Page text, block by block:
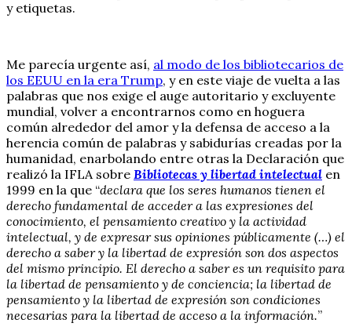
y etiquetas.
Me parecía urgente así, al modo de los bibliotecarios de
los EEUU en la era Trump, y en este viaje de vuelta a las
palabras que nos exige el auge autoritario y excluyente
mundial, volver a encontrarnos como en hoguera
común alrededor del amor y la defensa de acceso a la
herencia común de palabras y sabidurías creadas por la
humanidad, enarbolando entre otras la Declaración que
realizó la IFLA sobre Bibliotecas y libertad intelectual en
1999 en la que “declara que los seres humanos tienen el
derecho fundamental de acceder a las expresiones del
conocimiento, el pensamiento creativo y la actividad
intelectual, y de expresar sus opiniones públicamente (…) el
derecho a saber y la libertad de expresión son dos aspectos
del mismo principio. El derecho a saber es un requisito para
la libertad de pensamiento y de conciencia; la libertad de
pensamiento y la libertad de expresión son condiciones
necesarias para la libertad de acceso a la información.”